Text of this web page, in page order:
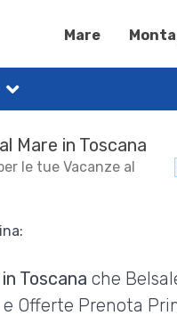
Mare
Mare in Toscana
le tue Vacanze al
Toscana che
Offerte Prenota